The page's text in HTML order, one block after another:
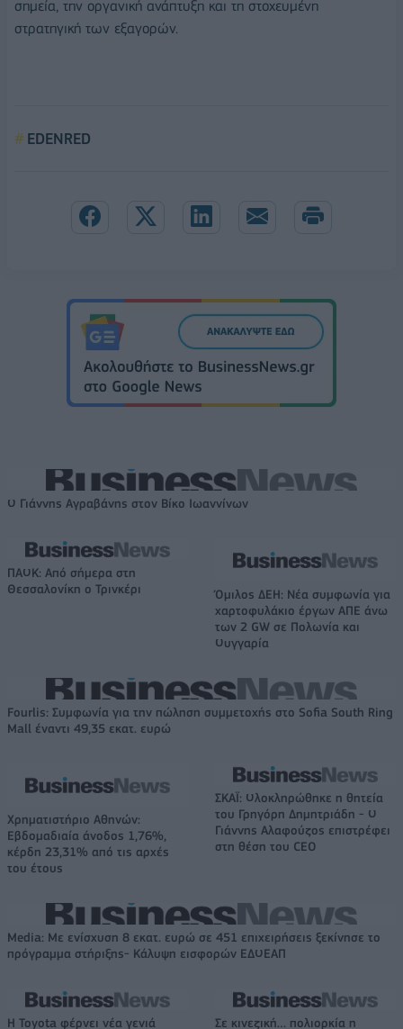
σημεία, την οργανική ανάπτυξη και τη στοχευμένη
στρατηγική των εξαγορών.
EDENRED
Ο Γιάννης Αγραβάνης στον Βίκο Ιωαννίνων
ΠΑΟΚ: Από σήμερα στη
Θεσσαλονίκη ο Τρινκέρι
Όμιλος ΔΕΗ: Νέα συμφωνία για
χαρτοφυλάκιο έργων ΑΠΕ άνω
των 2 GW σε Πολωνία και
Ουγγαρία
Fourlis: Συμφωνία για την πώληση συμμετοχής στο Sofia South Ring
Mall έναντι 49,35 εκατ. ευρώ
Χρηματιστήριο Αθηνών:
Εβδομαδιαία άνοδος 1,76%,
κέρδη 23,31% από τις αρχές
του έτους
ΣΚΑΪ: Ολοκληρώθηκε η θητεία
του Γρηγόρη Δημητριάδη - Ο
Γιάννης Αλαφούζος επιστρέφει
στη θέση του CEO
Media: Με ενίσχυση 8 εκατ. ευρώ σε 451 επιχειρήσεις ξεκίνησε το
πρόγραμμα στήριξης- Κάλυψη εισφορών ΕΔΟΕΑΠ
Η Toyota φέρνει νέα γενιά
Σε κινεζική… πολιορκία η